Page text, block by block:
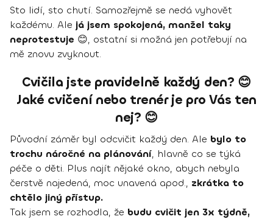
Sto lidí, sto chutí. Samozřejmě se nedá vyhovět
každému. Ale já jsem spokojená, manžel taky
neprotestuje 😊, ostatní si možná jen potřebují na
mě znovu zvyknout.
Cvičila jste pravidelně každý den? 😊
Jaké cvičení nebo trenér je pro Vás ten
nej? 😊
Původní záměr byl odcvičit každý den. Ale bylo to
trochu náročné na plánování, hlavně co se týká
péče o děti. Plus najít nějaké okno, abych nebyla
čerstvě najedená, moc unavená apod., zkrátka to
chtělo jiný přístup.
Tak jsem se rozhodla, že budu cvičit jen 3x týdně,